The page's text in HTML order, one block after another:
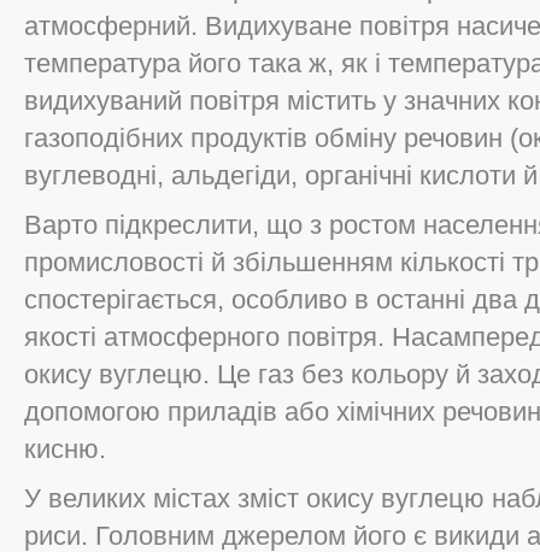
атмосферний. Видихуване повітря
температура його така ж, як і
видихуваний повітря містить у значних
газоподібних продуктів обміну речовин
вуглеводні, альдегіди, органічні кислоти
Варто підкреслити, що з ростом
промисловості й збільшенням кількості
спостерігається, особливо в останні два
якості атмосферного повітря.
окису вуглецю. Це газ без кольору й
допомогою приладів або хімічних
кисню.
У великих містах зміст окису вуглецю
риси. Головним джерелом його є викиди